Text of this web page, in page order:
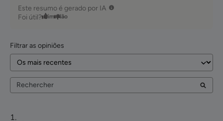
Este resumo é gerado por IA
Foi útil? Sim Não
Filtrar as opiniões